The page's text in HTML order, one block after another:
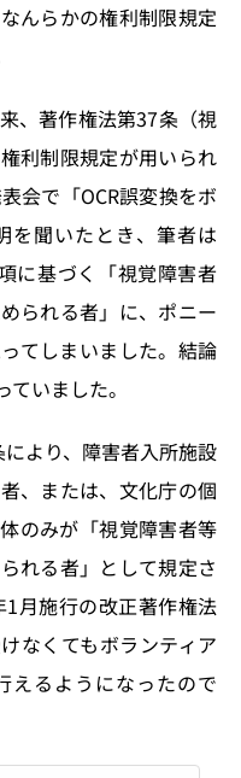
んらかの権利制限規定
、著作権法第37条（視
利制限規定が用いられ
会で「OCR誤変換をボ
を聞いたとき、筆者は
に基づく「視覚障害者
られる者」に、ポニー
てしまいました。結論
いました。
より、障害者入所施設
、または、文化庁の個
のみが「視覚障害者等
れる者」として規定さ
月施行の改正著作権法
なくてもボランティア
えるようになったので